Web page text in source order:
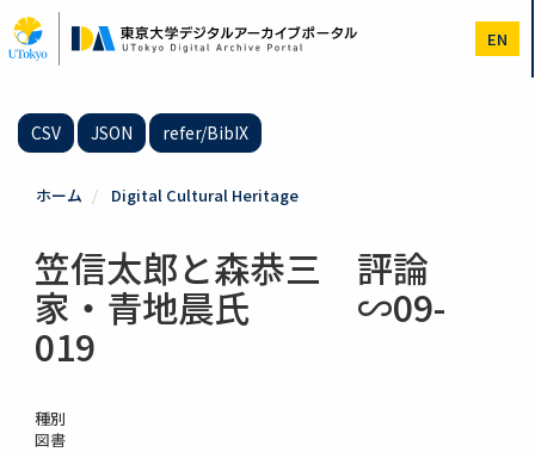
イ
ン
EN
CSV JSON refer/BibIX
ホーム Digital Cultural Heritage
笠信太郎と森恭三 評論
家・青地晨氏 ∽09-
019
種別
図書